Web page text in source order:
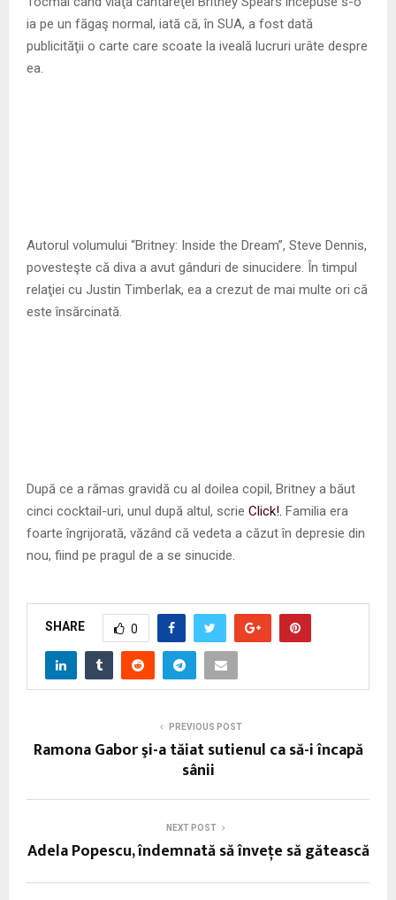
E
ia pe un făgaş normal, iată că, în SUA, a fost dată
publicităţii o carte care scoate la iveală lucruri urâte despre
ea.
Autorul volumului “Britney: Inside the Dream”, Steve Dennis,
povesteşte că diva a avut gânduri de sinucidere. În timpul
relaţiei cu Justin Timberlak, ea a crezut de mai multe ori că
este însărcinată.
După ce a rămas gravidă cu al doilea copil, Britney a băut
cinci cocktail-uri, unul după altul, scrie Click!. Familia era
foarte îngrijorată, văzând că vedeta a căzut în depresie din
nou, fiind pe pragul de a se sinucide.
SHARE 0
PREVIOUS POST
Ramona Gabor şi-a tăiat sutienul ca să-i încapă
sânii
NEXT POST
Adela Popescu, îndemnată să înveţe să gătească